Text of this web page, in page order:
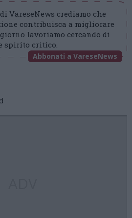
VareseNews crediamo che
contribuisca a migliorare
lavoriamo cercando di
spirito critico.
Abbonati a VareseNews